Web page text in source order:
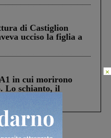
di Castiglion
ucciso la figlia a
in cui morirono
Lo schianto, il
×